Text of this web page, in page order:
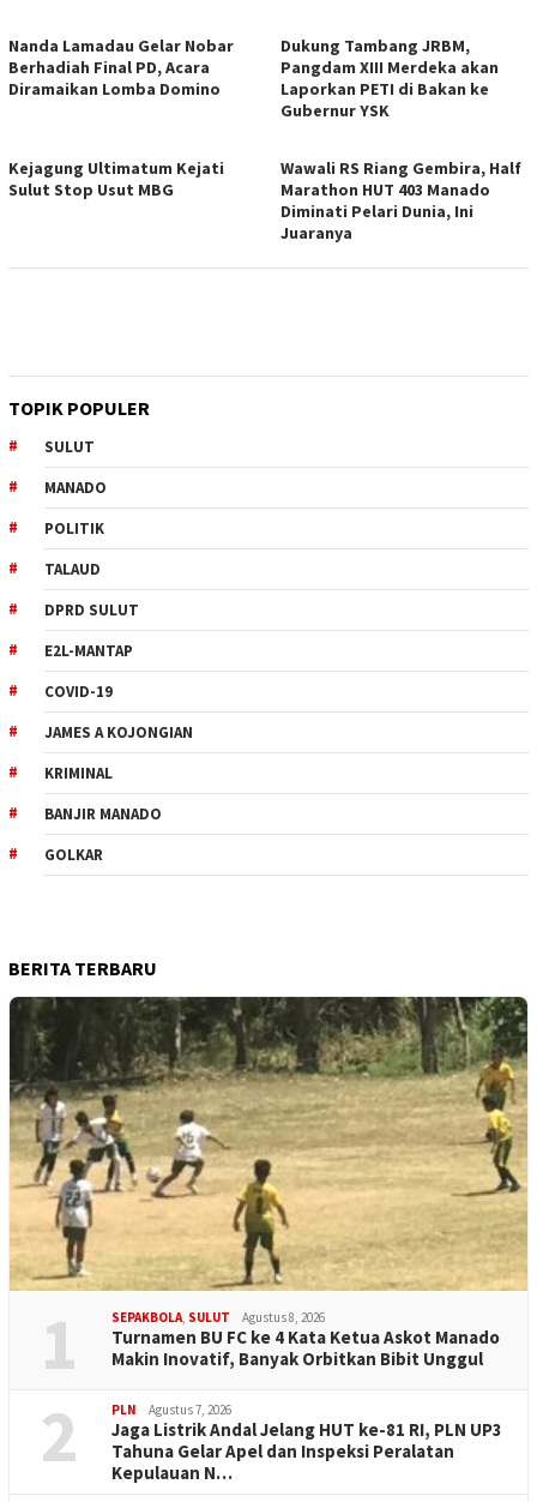
Nanda Lamadau Gelar Nobar
Berhadiah Final PD, Acara
Diramaikan Lomba Domino
Dukung Tambang JRBM,
Pangdam XIII Merdeka akan
Laporkan PETI di Bakan ke
Gubernur YSK
Kejagung Ultimatum Kejati
Sulut Stop Usut MBG
Wawali RS Riang Gembira, Half
Marathon HUT 403 Manado
Diminati Pelari Dunia, Ini
Juaranya
TOPIK POPULER
SULUT
MANADO
POLITIK
TALAUD
DPRD SULUT
E2L-MANTAP
COVID-19
JAMES A KOJONGIAN
KRIMINAL
BANJIR MANADO
GOLKAR
BERITA TERBARU
1 SEPAKBOLA, SULUT Agustus 8, 2026
Turnamen BU FC ke 4 Kata Ketua Askot Manado
Makin Inovatif, Banyak Orbitkan Bibit Unggul
2 PLN Agustus 7, 2026
Jaga Listrik Andal Jelang HUT ke-81 RI, PLN UP3
Tahuna Gelar Apel dan Inspeksi Peralatan
Kepulauan N…